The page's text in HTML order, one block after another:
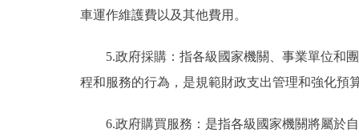
車運作維護費以及其他費用。
5.政府採購：指各級國家機關、事業單位和
程和服務的行為，是規範財政支出管理和強化預
6.政府購買服務：是指各級國家機關將屬於